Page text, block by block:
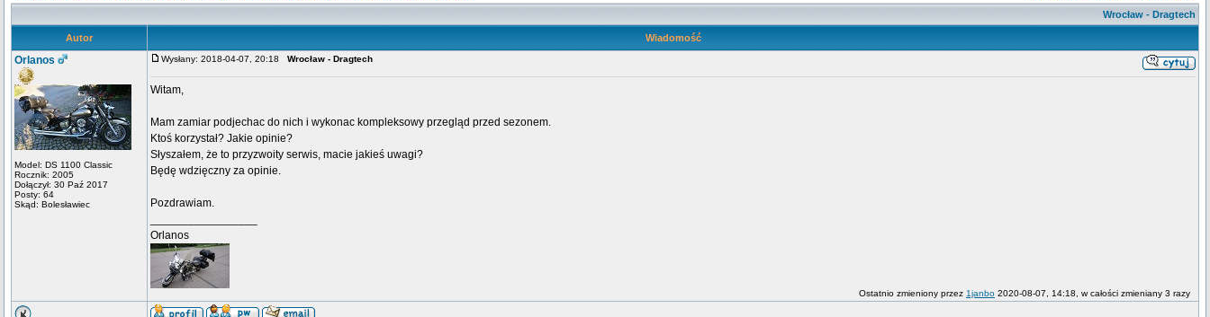
Wrocław - Dragtech
Autor Wiadomość
Orlanos
Model: DS 1100 Classic
Rocznik: 2005
Dołączył: 30 Paź 2017
Posty: 64
Skąd: Bolesławiec
Wysłany: 2018-04-07, 20:18 Wrocław - Dragtech
Witam,
Mam zamiar podjechac do nich i wykonac kompleksowy przegląd przed sezonem.
Ktoś korzystał? Jakie opinie?
Słyszałem, że to przyzwoity serwis, macie jakieś uwagi?
Będę wdzięczny za opinie.
Pozdrawiam.
Orlanos
Ostatnio zmieniony przez 1janbo 2020-08-07, 14:18, w całości zmieniany 3 razy